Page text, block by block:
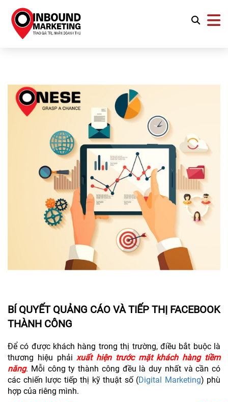
BÍ QUYẾT QUẢNG CÁO VÀ TIẾP THỊ FACEBOOK
THÀNH CÔNG
Để có được khách hàng trong thị trường, điều bắt buộc là
thương hiệu phảixuất hiện trước mặt khách hàng tiềm
năng. Mỗi công ty thành công đều là duy nhất và cần có
các chiến lược tiếp thị kỹ thuật số (Digital Marketing) phù
hợp của riêng mình.